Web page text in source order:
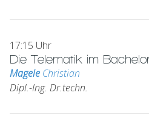
17:15 Uhr
Die Telematik im
Magele Christian
Dipl.-Ing. Dr.techn.